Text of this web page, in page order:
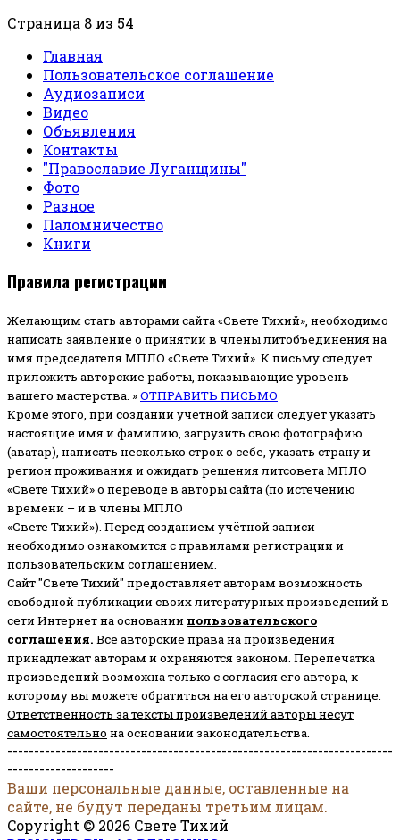
Страница 8 из 54
Главная
Пользовательское соглашение
Аудиозаписи
Видео
Объявления
Контакты
"Православие Луганщины"
Фото
Разное
Паломничество
Книги
Правила регистрации
Желающим стать авторами сайта «Свете Тихий», необходимо
написать заявление о принятии в члены литобъединения на
имя председателя МПЛО «Свете Тихий». К письму следует
приложить авторские работы, показывающие уровень
вашего мастерства. »ОТПРАВИТЬ ПИСЬМО
Кроме этого, при создании учетной записи следует указать
настоящие имя и фамилию, загрузить свою фотографию
(аватар), написать несколько строк о себе, указать страну и
регион проживания и ожидать решения литсовета МПЛО
«Свете Тихий» о переводе в авторы сайта (по истечению
времени – и в члены МПЛО
«Свете Тихий»). Перед созданием учётной записи
необходимо ознакомится с правилами регистрации и
пользовательским соглашением.
Сайт "Свете Тихий" предоставляет авторам возможность
свободной публикации своих литературных произведений в
сети Интернет на основании пользовательского
соглашения. Все авторские права на произведения
принадлежат авторам и охраняются законом. Перепечатка
произведений возможна только с согласия его автора, к
которому вы можете обратиться на его авторской странице.
Ответственность за тексты произведений авторы несут
самостоятельно на основании законодательства.
------------------------------------------------------------------------
--------------------
Ваши персональные данные, оставленные на
сайте, не будут переданы третьим лицам.
Copyright © 2026 Свете Тихий